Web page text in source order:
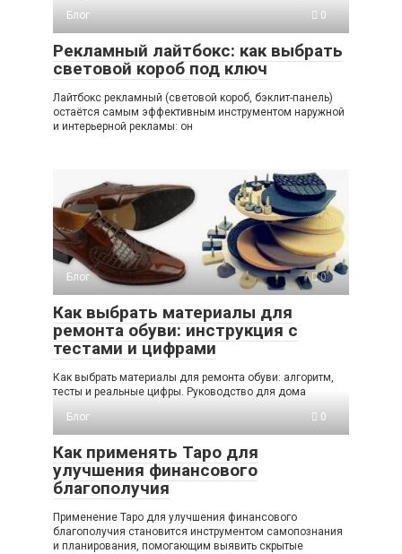
Блог
0
Рекламный лайтбокс: как выбрать
световой короб под ключ
Лайтбокс рекламный (световой короб, бэклит-панель)
остаётся самым эффективным инструментом наружной
и интерьерной рекламы: он
Блог 0
Как выбрать материалы для
ремонта обуви: инструкция с
тестами и цифрами
Как выбрать материалы для ремонта обуви: алгоритм,
тесты и реальные цифры. Руководство для дома
Блог
0
Как применять Таро для
улучшения финансового
благополучия
Применение Таро для улучшения финансового
благополучия становится инструментом самопознания
и планирования, помогающим выявить скрытые